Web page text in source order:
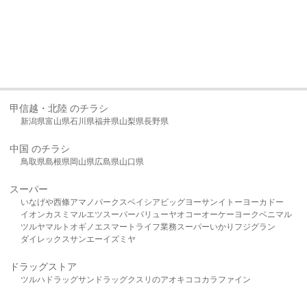
甲信越・北陸 のチラシ
新潟県富山県石川県福井県山梨県長野県
中国 のチラシ
鳥取県島根県岡山県広島県山口県
スーパー
いなげや西條アマノパークスベイシア ビッグヨーサンイトーヨーカドー
イオンカスミ マルエツスーパーバリューヤオコーオーケー ヨークベニマル
ツルヤマルト オギノ エスマート ライフ業務スーパーいかり フジグラン
ダイレックスサンエーイズミヤ
ドラッグストア
ツルハドラッグサンドラッグクスリのアオキ ココカラファイン